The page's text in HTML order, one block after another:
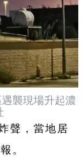
襲現場升起濃
聲，當地居
。